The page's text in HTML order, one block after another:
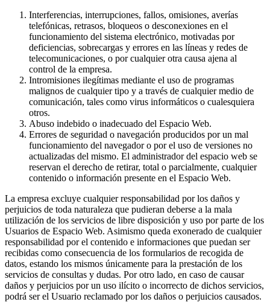
Interferencias, interrupciones, fallos, omisiones, averías
telefónicas, retrasos, bloqueos o desconexiones en el
funcionamiento del sistema electrónico, motivadas por
deficiencias, sobrecargas y errores en las líneas y redes de
telecomunicaciones, o por cualquier otra causa ajena al
control de la empresa.
Intromisiones ilegítimas mediante el uso de programas
malignos de cualquier tipo y a través de cualquier medio de
comunicación, tales como virus informáticos o cualesquiera
otros.
Abuso indebido o inadecuado del Espacio Web.
Errores de seguridad o navegación producidos por un mal
funcionamiento del navegador o por el uso de versiones no
actualizadas del mismo. El administrador del espacio web se
reservan el derecho de retirar, total o parcialmente, cualquier
contenido o información presente en el Espacio Web.
La empresa excluye cualquier responsabilidad por los daños y
perjuicios de toda naturaleza que pudieran deberse a la mala
utilización de los servicios de libre disposición y uso por parte de los
Usuarios de Espacio Web. Asimismo queda exonerado de cualquier
responsabilidad por el contenido e informaciones que puedan ser
recibidas como consecuencia de los formularios de recogida de
datos, estando los mismos únicamente para la prestación de los
servicios de consultas y dudas. Por otro lado, en caso de causar
daños y perjuicios por un uso ilícito o incorrecto de dichos servicios,
podrá ser el Usuario reclamado por los daños o perjuicios causados.